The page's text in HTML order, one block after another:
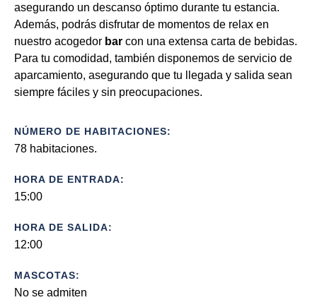
asegurando un descanso óptimo durante tu estancia.
Además, podrás disfrutar de momentos de relax en
nuestro acogedor bar con una extensa carta de bebidas.
Para tu comodidad, también disponemos de servicio de
aparcamiento, asegurando que tu llegada y salida sean
siempre fáciles y sin preocupaciones.
NÚMERO DE HABITACIONES:
78 habitaciones.
HORA DE ENTRADA:
15:00
HORA DE SALIDA:
12:00
MASCOTAS:
No se admiten